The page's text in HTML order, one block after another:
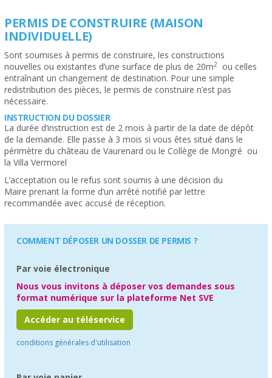
PERMIS DE CONSTRUIRE (MAISON
INDIVIDUELLE)
Sont soumises à permis de construire, les constructions
nouvelles ou existantes d’une surface de plus de 20m2
ou celles
entraînant un changement de destination. Pour une simple
redistribution des pièces, le permis de construire n’est pas
nécessaire.
INSTRUCTION DU DOSSIER
La durée d’instruction est de 2 mois à partir de la date de dépôt
de la demande. Elle passe à 3 mois si vous êtes situé dans le
périmètre du château de Vaurenard ou le Collège de Mongré ou
la Villa Vermorel
L’acceptation ou le refus sont soumis à une décision du
Maire prenant la forme d’un arrêté notifié par lettre
recommandée avec accusé de réception.
COMMENT DÉPOSER UN DOSSER DE PERMIS ?
Par voie électronique
Nous vous invitons à déposer vos demandes sous
format numérique sur la plateforme Net SVE
Accéder au téléservice
conditions générales d'utilisation